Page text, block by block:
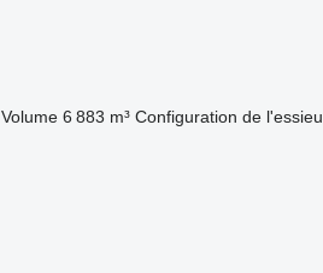
Volume 6 883 m³ Configuration de l'essieu